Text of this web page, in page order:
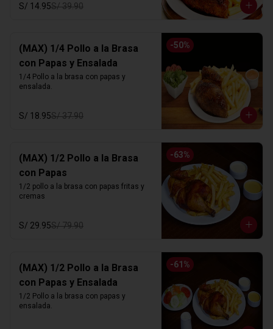
S/ 14.95S/ 39.90
-50%
(MAX) 1/4 Pollo a la Brasa
con Papas y Ensalada
1/4 Pollo a la brasa con papas y
ensalada.
S/ 18.95S/ 37.90
-63%
(MAX) 1/2 Pollo a la Brasa
con Papas
1/2 pollo a la brasa con papas fritas y
cremas
S/ 29.95S/ 79.90
-61 %
(MAX) 1/2 Pollo a la Brasa
con Papas y Ensalada
1/2 Pollo a la brasa con papas y
ensalada.